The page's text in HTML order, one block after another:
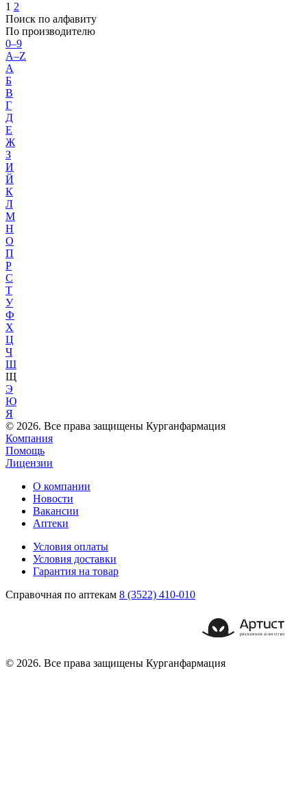
1 2
Поиск по алфавиту
По производителю
0–9
A–Z
А
Б
В
Г
Д
Е
Ж
З
И
Й
К
Л
М
Н
О
П
Р
С
Т
У
Ф
Х
Ц
Ч
Ш
Щ
Э
Ю
Я
© 2026. Все права защищены Курганфармация
Компания
Помощь
Лицензии
О компании
Новости
Вакансии
Аптеки
Условия оплаты
Условия доставки
Гарантия на товар
Справочная по аптекам 8 (3522) 410-010
© 2026. Все права защищены Курганфармация